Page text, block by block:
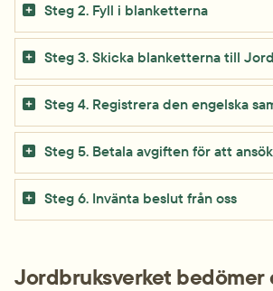
Steg 2. Fyll i blanketterna
Steg 3. Skicka blanketterna till
Steg 4. Registrera den engelska
Steg 5. Betala avgiften för att
Steg 6. Invänta beslut från oss
Jordbruksverket bedömer